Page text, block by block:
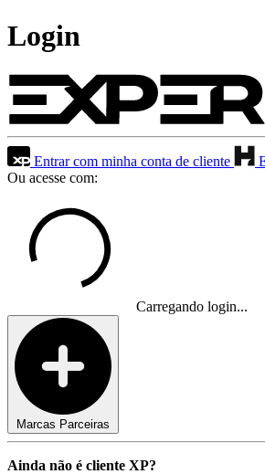
Login
Entrar com minha conta de cliente
Ou acesse com:
Carregando login...
Marcas Parceiras
Ainda não é cliente XP?